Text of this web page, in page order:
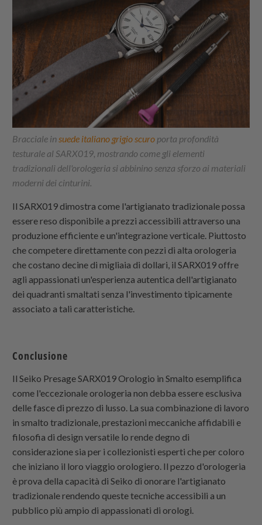
Bracciale in suede italiano grigio scuro porta profondità
testurale al SARX019, mostrando come gli elementi
tradizionali dell'orologeria si abbinino senza sforzo ai materiali
moderni dei cinturini.
Il SARX019 dimostra come l'artigianato tradizionale possa
essere reso disponibile a prezzi accessibili attraverso una
produzione efficiente e un'integrazione verticale. Piuttosto
che competere direttamente con pezzi di alta orologeria
che costano decine di migliaia di dollari, il SARX019 offre
agli appassionati un'esperienza autentica dell'artigianato
dei quadranti smaltati senza l'investimento tipicamente
associato a tali caratteristiche.
Conclusione
Il Seiko Presage SARX019 Orologio in Smalto esemplifica
come l'eccezionale orologeria non debba essere esclusiva
delle fasce di prezzo di lusso. La sua combinazione di lavoro
in smalto tradizionale, prestazioni meccaniche affidabili e
filosofia di design versatile lo rende degno di
considerazione sia per i collezionisti esperti che per coloro
che iniziano il loro viaggio orologiero. Il pezzo d'orologeria
è prova della capacità di Seiko di onorare l'artigianato
tradizionale rendendo queste tecniche accessibili a un
pubblico più ampio di appassionati di orologi.